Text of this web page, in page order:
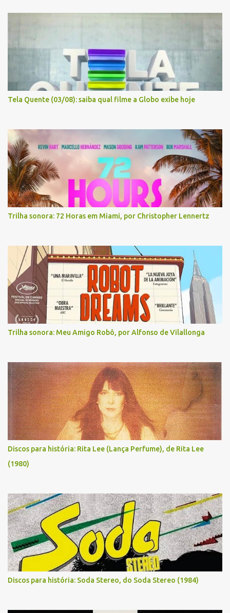
Tela Quente (03/08): saiba qual filme a Globo exibe hoje
Trilha sonora: 72 Horas em Miami, por Christopher Lennertz
Trilha sonora: Meu Amigo Robô, por Alfonso de Vilallonga
Discos para história: Rita Lee (Lança Perfume), de Rita Lee
(1980)
Discos para história: Soda Stereo, do Soda Stereo (1984)